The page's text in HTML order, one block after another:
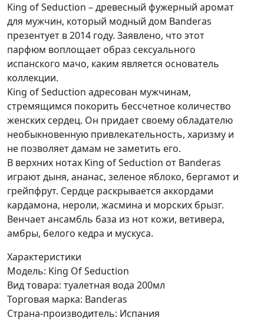
King of Seduction – древесный фужерный аромат
для мужчин, который модный дом Banderas
презентует в 2014 году. Заявлено, что этот
парфюм воплощает образ сексуального
испанского мачо, каким является основатель
коллекции.
King of Seduction адресован мужчинам,
стремящимся покорить бессчетное количество
женских сердец. Он придает своему обладателю
необыкновенную привлекательность, харизму и
не позволяет дамам не заметить его.
В верхних нотах King of Seduction от Banderas
играют дыня, ананас, зеленое яблоко, бергамот и
грейпфрут. Сердце раскрывается аккордами
кардамона, нероли, жасмина и морских брызг.
Венчает ансамбль база из нот кожи, ветивера,
амбры, белого кедра и мускуса.
Характеристики
Модель: King Of Seduction
Вид товара: туалетная вода 200мл
Торговая марка: Banderas
Страна-производитель: Испания